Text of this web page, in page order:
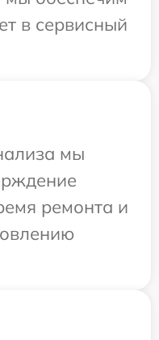
в сервисный
мы
ремонта и